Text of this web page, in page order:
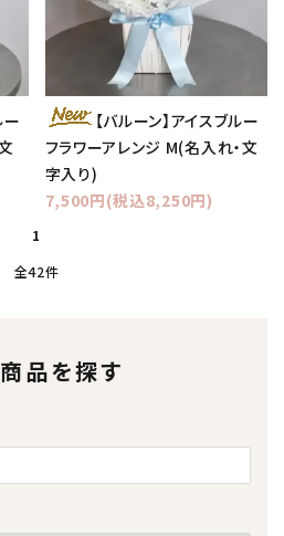
ー
【バルーン】アイスブルー
フラワーアレンジ M(名入れ・文
字入り)
7,500円(税込8,250円)
1
全42件
品を探す